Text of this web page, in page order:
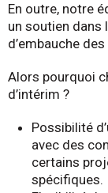
En outre, notre
un soutien dans
d’embauche
Alors pourquoi
d’intérim ?
Possibilité
avec des
certains
spécifiques.